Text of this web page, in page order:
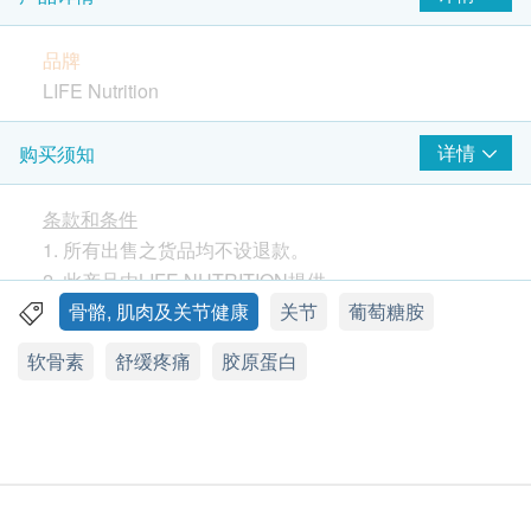
品牌
LIFE Nutrition
产地
美国
包装
120粒
功效
LIFE Nutrition 无痛关节360 致力于解决关节问题，,
购买须知 详情
条款和条件
1. 所有出售之货品均不设退款。
2. 此产品由LIFE NUTRITION提供。
3. 如有任何争议，LIFE NUTRITION及健康网购
送货
骨骼, 肌肉及关节健康 关节
葡萄糖胺
软骨素
舒缓疼痛 胶原蛋白